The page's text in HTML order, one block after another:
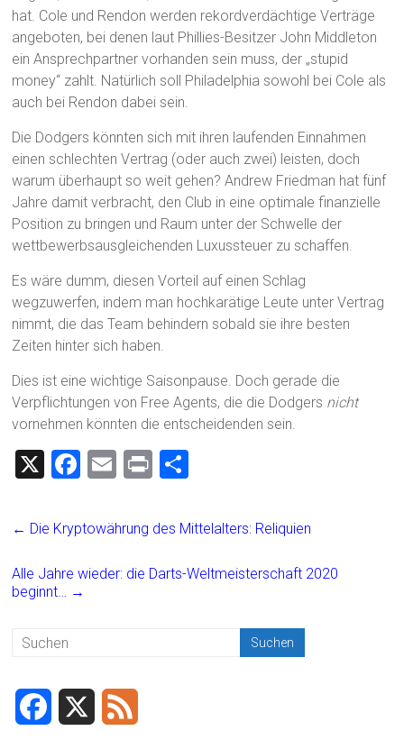
hat. Cole und Rendon werden rekordverdächtige Verträge
angeboten, bei denen laut Phillies-Besitzer John Middleton
ein Ansprechpartner vorhanden sein muss, der „stupid
money“ zahlt. Natürlich soll Philadelphia sowohl bei Cole als
auch bei Rendon dabei sein.
Die Dodgers könnten sich mit ihren laufenden Einnahmen
einen schlechten Vertrag (oder auch zwei) leisten, doch
warum überhaupt so weit gehen? Andrew Friedman hat fünf
Jahre damit verbracht, den Club in eine optimale finanzielle
Position zu bringen und Raum unter der Schwelle der
wettbewerbsausgleichenden Luxussteuer zu schaffen.
Es wäre dumm, diesen Vorteil auf einen Schlag
wegzuwerfen, indem man hochkarätige Leute unter Vertrag
nimmt, die das Team behindern sobald sie ihre besten
Zeiten hinter sich haben.
Dies ist eine wichtige Saisonpause. Doch gerade die
Verpflichtungen von Free Agents, die die Dodgers nicht
vornehmen könnten die entscheidenden sein.
X
F
ce
o
E
ai
Pr
t
e
← Die Kryptowährung des Mittelalters: Reliquien
Alle Jahre wieder: die Darts-Weltmeisterschaft 2020
beginnt… →